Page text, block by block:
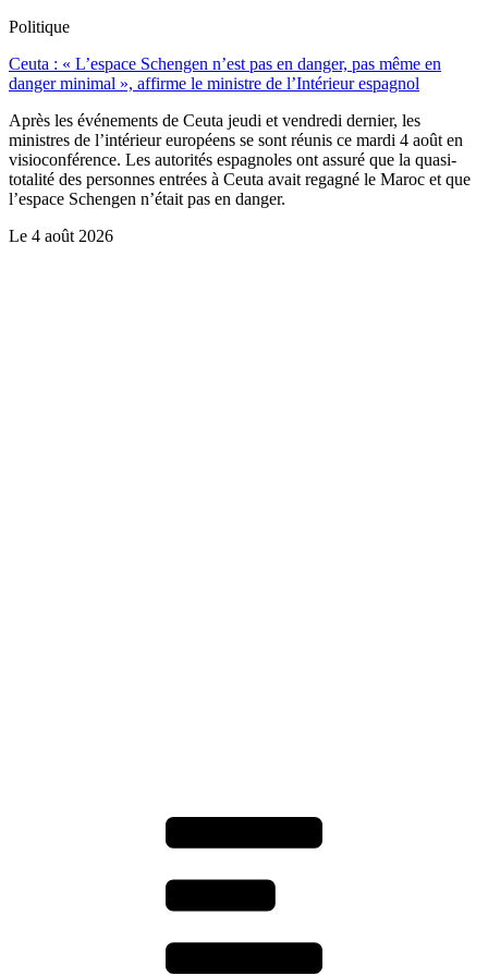
Politique
Ceuta : « L’espace Schengen n’est pas en danger, pas même en
danger minimal », affirme le ministre de l’Intérieur espagnol
Après les événements de Ceuta jeudi et vendredi dernier, les
ministres de l’intérieur européens se sont réunis ce mardi 4 août en
visioconférence. Les autorités espagnoles ont assuré que la quasi-
totalité des personnes entrées à Ceuta avait regagné le Maroc et que
l’espace Schengen n’était pas en danger.
Le 4 août 2026